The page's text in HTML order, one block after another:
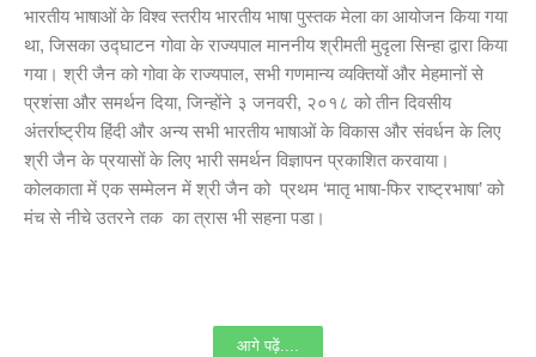
भारतीय भाषाओं के विश्व स्तरीय भारतीय भाषा पुस्तक मेला का आयोजन किया गया
था, जिसका उद्घाटन गोवा के राज्यपाल माननीय श्रीमती मुदृला सिन्हा द्वारा किया
गया। श्री जैन को गोवा के राज्यपाल, सभी गणमान्य व्यक्तियों और मेहमानों से
प्रशंसा और समर्थन दिया, जिन्होंने ३ जनवरी, २०१८ को तीन दिवसीय
अंतर्राष्ट्रीय हिंदी और अन्य सभी भारतीय भाषाओं के विकास और संवर्धन के लिए
श्री जैन के प्रयासों के लिए भारी समर्थन विज्ञापन प्रकाशित करवाया।
कोलकाता में एक सम्मेलन में श्री जैन को प्रथम ‘मातृ भाषा-फिर राष्ट्रभाषा’ को
मंच से नीचे उतरने तक का त्रास भी सहना पडा।
आगे पढ़ें....